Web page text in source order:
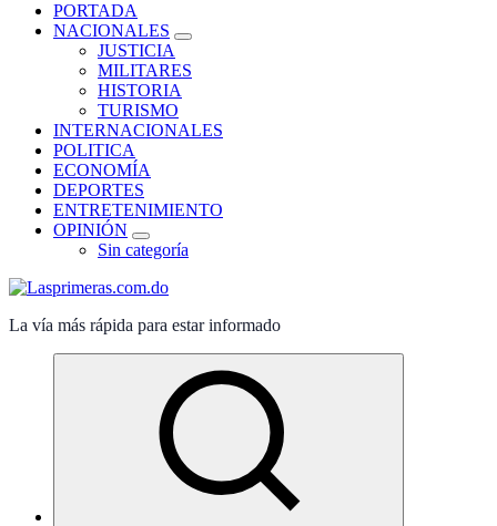
PORTADA
NACIONALES
JUSTICIA
MILITARES
HISTORIA
TURISMO
INTERNACIONALES
POLITICA
ECONOMÍA
DEPORTES
ENTRETENIMIENTO
OPINIÓN
Sin categoría
La vía más rápida para estar informado